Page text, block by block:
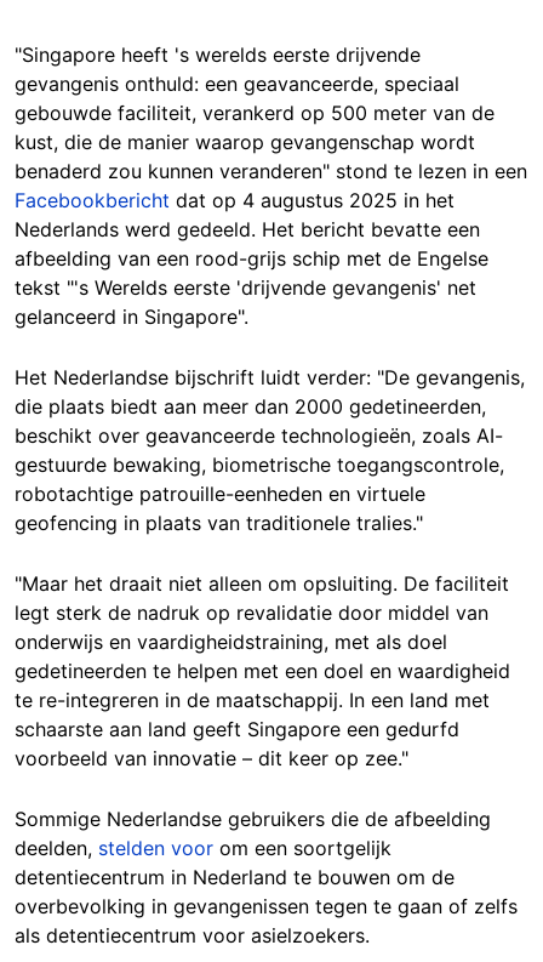
"Singapore heeft 's werelds eerste drijvende
gevangenis onthuld: een geavanceerde, speciaal
gebouwde faciliteit, verankerd op 500 meter van de
kust, die de manier waarop gevangenschap wordt
benaderd zou kunnen veranderen" stond te lezen in een
Facebookbericht dat op 4 augustus 2025 in het
Nederlands werd gedeeld. Het bericht bevatte een
afbeelding van een rood-grijs schip met de Engelse
tekst "'s Werelds eerste 'drijvende gevangenis' net
gelanceerd in Singapore".
Het Nederlandse bijschrift luidt verder: "De gevangenis,
die plaats biedt aan meer dan 2000 gedetineerden,
beschikt over geavanceerde technologieën, zoals AI-
gestuurde bewaking, biometrische toegangscontrole,
robotachtige patrouille-eenheden en virtuele
geofencing in plaats van traditionele tralies."
"Maar het draait niet alleen om opsluiting. De faciliteit
legt sterk de nadruk op revalidatie door middel van
onderwijs en vaardigheidstraining, met als doel
gedetineerden te helpen met een doel en waardigheid
te re-integreren in de maatschappij. In een land met
schaarste aan land geeft Singapore een gedurfd
voorbeeld van innovatie – dit keer op zee."
Sommige Nederlandse gebruikers die de afbeelding
deelden, stelden voor om een soortgelijk
detentiecentrum in Nederland te bouwen om de
overbevolking in gevangenissen tegen te gaan of zelfs
als detentiecentrum voor asielzoekers.